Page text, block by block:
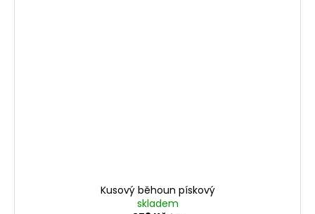
Kusový běhoun pískový
skladem